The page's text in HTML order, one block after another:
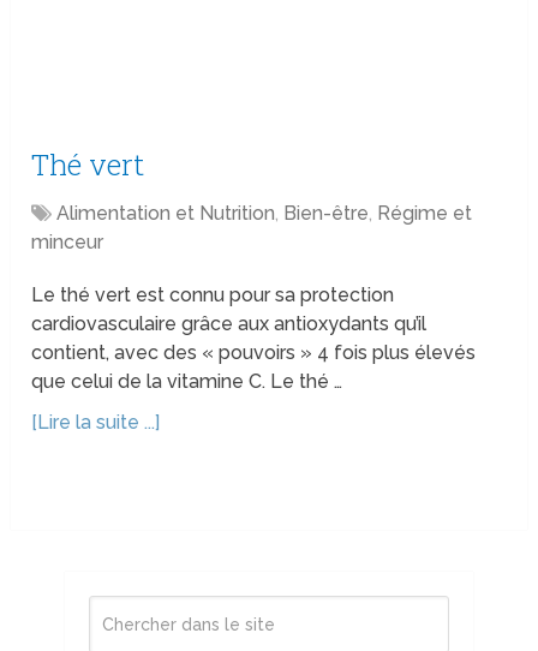
Thé vert
Alimentation et Nutrition, Bien-être, Régime et
minceur
Le thé vert est connu pour sa protection
cardiovasculaire grâce aux antioxydants qu’il
contient, avec des « pouvoirs » 4 fois plus élevés
que celui de la vitamine C. Le thé …
[Lire la suite ...]